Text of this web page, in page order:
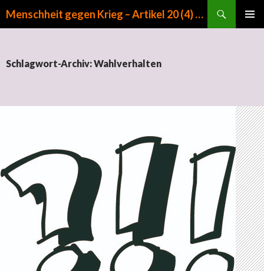
Menschheit gegen Krieg – Artikel 20 (4) GG
Schlagwort-Archiv: Wahlverhalten